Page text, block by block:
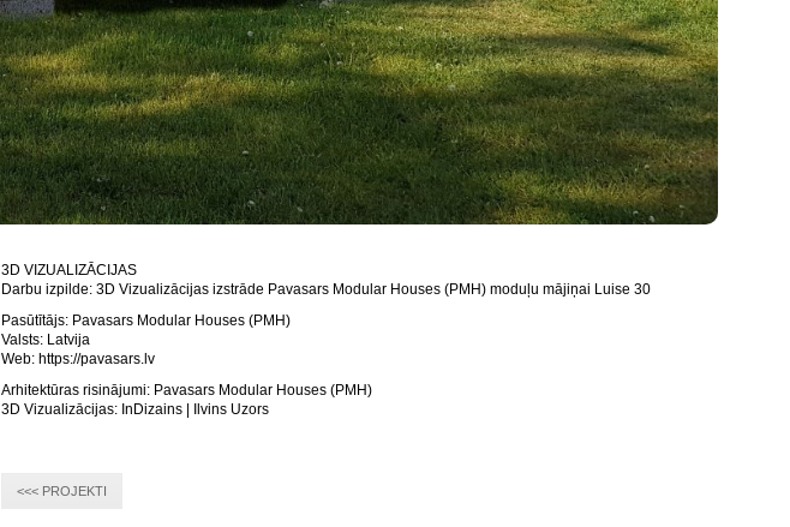
3D VIZUALIZĀCIJAS
Darbu izpilde: 3D Vizualizācijas izstrāde Pavasars Modular Houses (PMH) moduļu mājiņai Luise 30
Pasūtītājs: Pavasars Modular Houses (PMH)
Valsts: Latvija
Web: https://pavasars.lv
Arhitektūras risinājumi: Pavasars Modular Houses (PMH)
3D Vizualizācijas: InDizains | Ilvins Uzors
<<< PROJEKTI